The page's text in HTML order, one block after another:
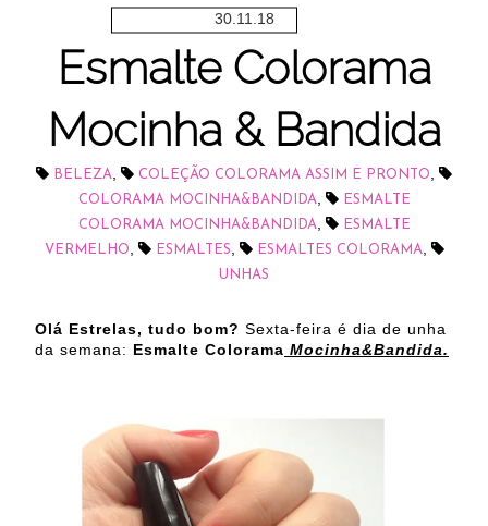
30.11.18
Esmalte Colorama
Mocinha & Bandida
BELEZA, COLEÇÃO COLORAMA ASSIM E PRONTO,
COLORAMA MOCINHA&BANDIDA,
ESMALTE
COLORAMA MOCINHA&BANDIDA,
ESMALTE
VERMELHO, ESMALTES, ESMALTES COLORAMA,
UNHAS
Olá Estrelas, tudo bom? Sexta-feira é dia de unha
da semana: Esmalte Colorama Mocinha&Bandida.